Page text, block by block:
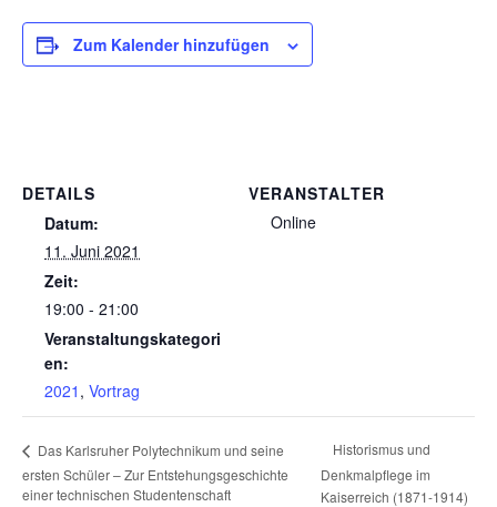
Zum Kalender hinzufügen
DETAILS
Datum:
11. Juni 2021
Zeit:
19:00 - 21:00
Veranstaltungskategori
en:
2021 , Vortrag
VERANSTALTER
Online
Das Karlsruher Polytechnikum und seine
ersten Schüler – Zur Entstehungsgeschichte
einer technischen Studentenschaft
Historismus und
Denkmalpflege im
Kaiserreich (1871-1914)